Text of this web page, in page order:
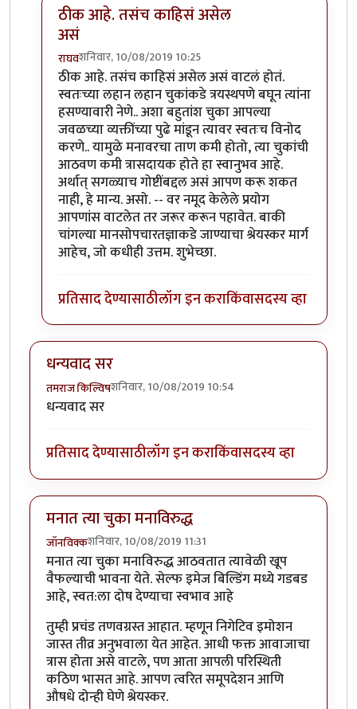
ठीक आहे. तसंच काहिसं असेल
असं
राघवशनिवार, 10/08/2019 10:25
In reply toखूप धन्यवाद राघवजी. मला झोपby
ठीक आहे. तसंच काहिसं असेल असं वाटलं होतं.
स्वतःच्या लहान लहान चुकांकडे त्रयस्थपणे बघून त्यांना
हसण्यावारी नेणे.. अशा बहुतांश चुका आपल्या
जवळच्या व्यक्तींच्या पुढे मांडून त्यावर स्वतःच विनोद
करणे.. यामुळे मनावरचा ताण कमी होतो, त्या चुकांची
आठवण कमी त्रासदायक होते हा स्वानुभव आहे.
अर्थात् सगळ्याच गोष्टींबद्दल असं आपण करू शकत
नाही, हे मान्य. असो. -- वर नमूद केलेले प्रयोग
आपणांस वाटलेत तर जरूर करून पहावेत. बाकी
चांगल्या मानसोपचारतज्ञाकडे जाण्याचा श्रेयस्कर मार्ग
आहेच, जो कधीही उत्तम. शुभेच्छा.
प्रतिसाद देण्यासाठीलॉग इन कराकिंवासदस्य व्हा
धन्यवाद सर
तमराज किल्विषशनिवार, 10/08/2019 10:54
धन्यवाद सर
प्रतिसाद देण्यासाठीलॉग इन कराकिंवासदस्य व्हा
मनात त्या चुका मनाविरुद्ध
जॉनविक्कशनिवार, 10/08/2019 11:31
मनात त्या चुका मनाविरुद्ध आठवतात त्यावेळी खूप
वैफल्याची भावना येते. सेल्फ इमेज बिल्डिंग मध्ये गडबड
आहे, स्वत:ला दोष देण्याचा स्वभाव आहे
तुम्ही प्रचंड तणवग्रस्त आहात. म्हणून निगेटिव इमोशन
जास्त तीव्र अनुभवाला येत आहेत. आधी फक्त आवाजाचा
त्रास होता असे वाटले, पण आता आपली परिस्थिती
कठिण भासत आहे. आपण त्वरित समूपदेशन आणि
औषधे दोन्ही घेणे श्रेयस्कर.